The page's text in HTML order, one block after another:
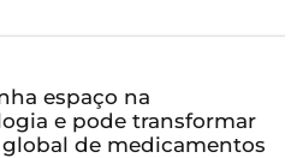
espaço na
e pode transformar
de medicamentos